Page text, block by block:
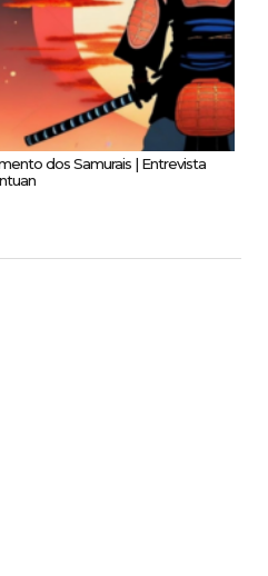
dos Samurais | Entrevista